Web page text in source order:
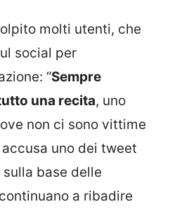
molti utenti, che
social per
“Sempre
una recita, uno
non ci sono vittime
uno dei tweet
base delle
a ribadire